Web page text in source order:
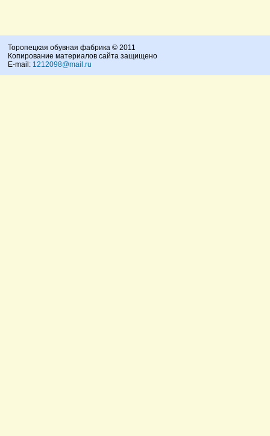
Торопецкая обувная фабрика © 2011
Копирование материалов сайта защищено
E-mail: 1212098@mail.ru